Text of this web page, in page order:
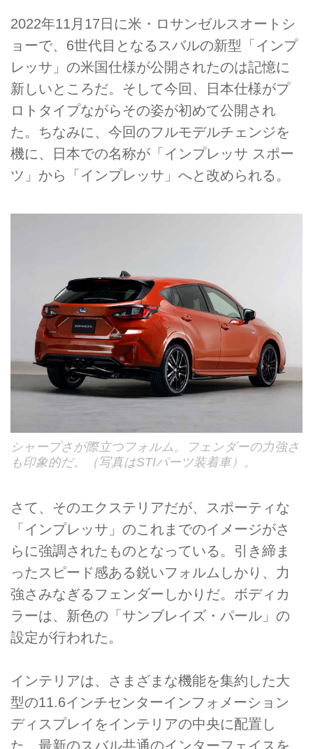
2022年11月17日に米・ロサンゼルスオートシ
ョーで、6世代目となるスバルの新型「インプ
レッサ」の米国仕様が公開されたのは記憶に
新しいところだ。そして今回、日本仕様がプ
ロトタイプながらその姿が初めて公開され
た。ちなみに、今回のフルモデルチェンジを
機に、日本での名称が「インプレッサ スポー
ツ」から「インプレッサ」へと改められる。
シャープさが際立つフォルム。フェンダーの力強さ
も印象的だ。（写真はSTIパーツ装着車）。
さて、そのエクステリアだが、スポーティな
「インプレッサ」のこれまでのイメージがさ
らに強調されたものとなっている。引き締ま
ったスピード感ある鋭いフォルムしかり、力
強さみなぎるフェンダーしかりだ。ボディカ
ラーは、新色の「サンブレイズ・パール」の
設定が行われた。
インテリアは、さまざまな機能を集約した大
型の11.6インチセンターインフォメーション
ディスプレイをインテリアの中央に配置し
た、最新のスバル共通のインターフェイスを